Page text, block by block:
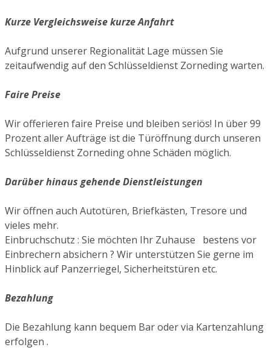
Kurze Vergleichsweise kurze Anfahrt
Aufgrund unserer Regionalität Lage müssen Sie
zeitaufwendig auf den Schlüsseldienst Zorneding warten.
Faire Preise
Wir offerieren faire Preise und bleiben seriös! In über 99
Prozent aller Aufträge ist die Türöffnung durch unseren
Schlüsseldienst Zorneding ohne Schäden möglich.
Darüber hinaus gehende Dienstleistungen
Wir öffnen auch Autotüren, Briefkästen, Tresore und
vieles mehr.
Einbruchschutz : Sie möchten Ihr Zuhause bestens vor
Einbrechern absichern ? Wir unterstützen Sie gerne im
Hinblick auf Panzerriegel, Sicherheitstüren etc.
Bezahlung
Die Bezahlung kann bequem Bar oder via Kartenzahlung
erfolgen .